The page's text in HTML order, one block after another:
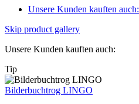
Unsere Kunden kauften auch:
Skip product gallery
Unsere Kunden kauften auch:
Tip
Bilderbuchtrog LINGO